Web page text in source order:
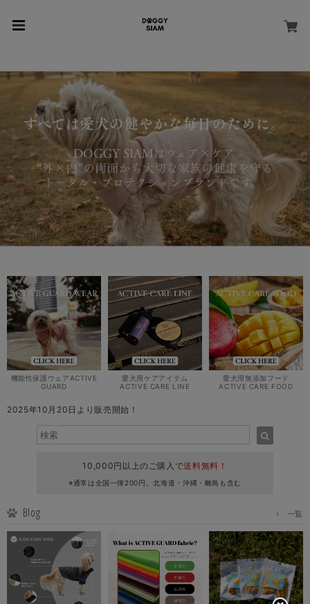
機能性保護ウェアACTIVE
GUARD
愛犬用ケアアイテム
ACTIVE CARE LINE
愛犬用無添加フード
ACTIVE CARE FOOD
2025年10月20日より販売開始！
10,000円以上のご購入で送料無料！
※通常は全国一律200円。北海道・沖縄・離島も含む
Blog 一覧